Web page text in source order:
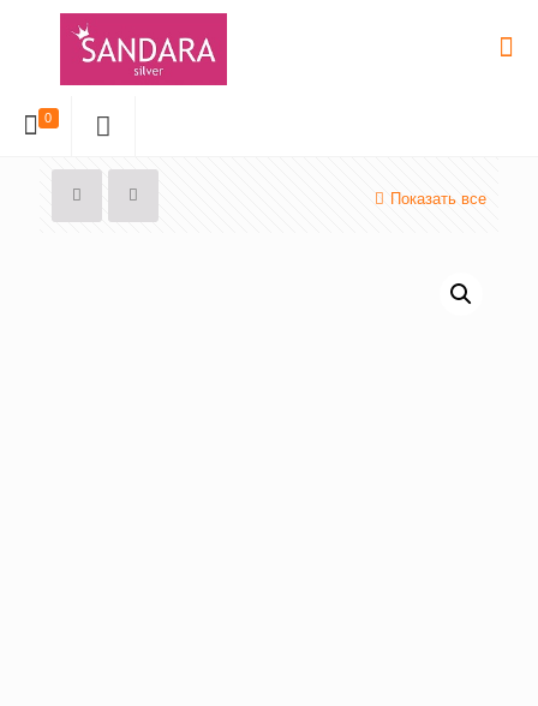
0
Показать все